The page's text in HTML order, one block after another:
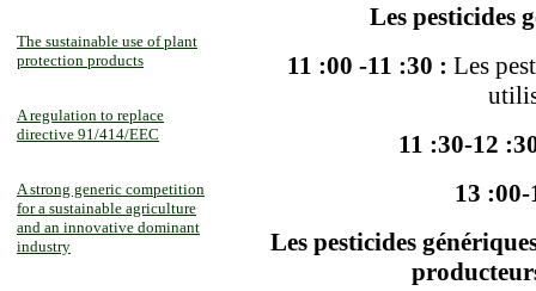
The sustainable use of plant
protection products
A regulation to replace
directive 91/414/EEC
A strong generic competition
for a sustainable agriculture
and an innovative dominant
industry
Les pesticides
11 :00 -11 :30 : Les
11 :30-12
13
Les pesticides